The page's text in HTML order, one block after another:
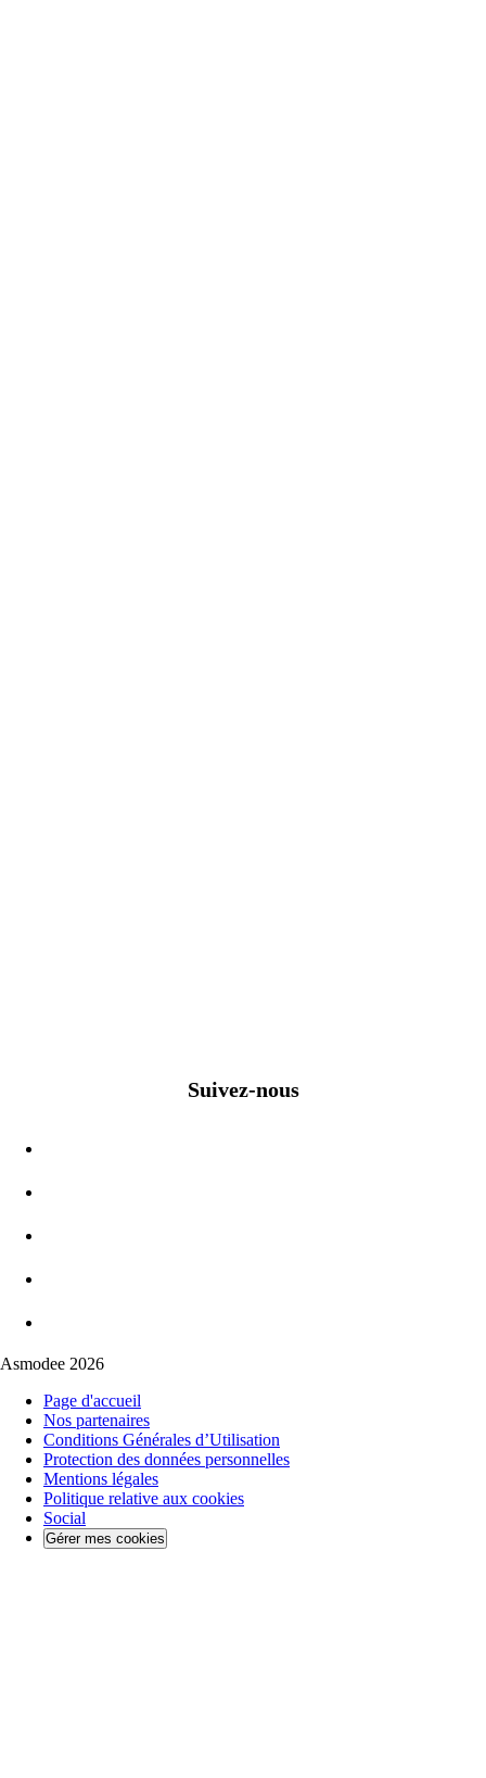
Suivez-nous
Asmodee 2026
Page d'accueil
Nos partenaires
Conditions Générales d’Utilisation
Protection des données personnelles
Mentions légales
Politique relative aux cookies
Social
Gérer mes cookies